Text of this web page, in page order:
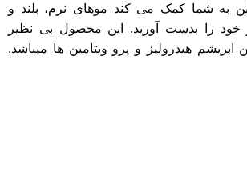
به شما کمک می کند موهای نرم، بلند و
خود را بدست آورید. این محصول بی نظیر
ابریشم هیدرولیز و پرو ویتامین ها میباشد.